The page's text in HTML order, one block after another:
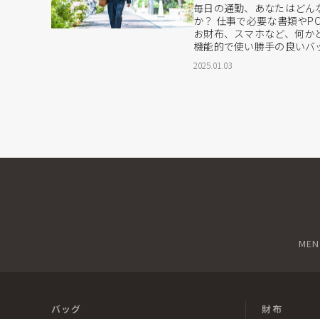
毎日の通勤、あなたはど
か？ 仕事で必要な書類や
お財布、スマホなど、何か
機能的で使い勝手の良いバ
ァイルやPCを持ち歩く女
要なポイントです。 重いバ
2025.01.03
MEN
バッグ
財布